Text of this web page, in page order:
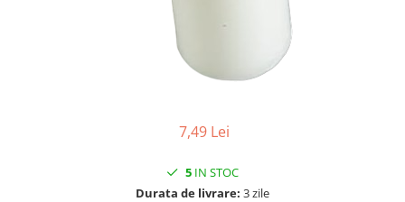
7,49 Lei
5 IN STOC
Durata de livrare: 3 zile